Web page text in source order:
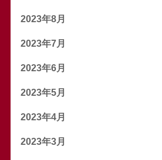
2023年8月
2023年7月
2023年6月
2023年5月
2023年4月
2023年3月